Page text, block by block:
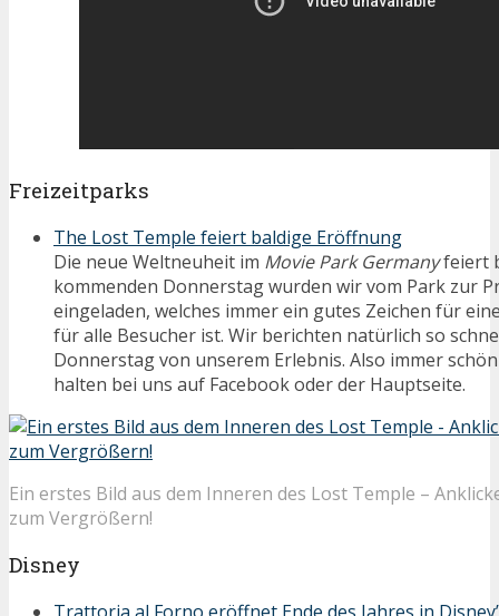
Freizeitparks
The Lost Temple feiert baldige Eröffnung
Die neue Weltneuheit im Movie Park Germanyfeiert
kommenden Donnerstag wurden wir vom Park zur
eingeladen, welches immer ein gutes Zeichen für
für alle Besucher ist. Wir berichten natürlich so
Donnerstag von unserem Erlebnis. Also immer
halten bei uns auf Facebook oder der Hauptseite.
Ein erstes Bild aus dem Inneren des Lost Temple –
zum Vergrößern!
Disney